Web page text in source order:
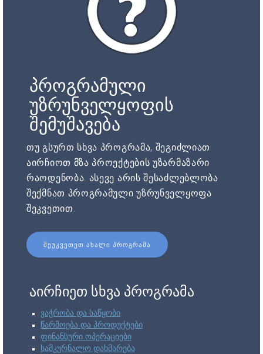
პროგრამული
უზრუნველყოფის
შემუშავება
თუ გსურთ სხვა პროგრამა, შეგიძლიათ
აირჩიოთ მზა პროექტების უზარმაზარი
რაოდენობა. ასევე არის შესაძლებლობა
შექმნათ პროგრამული უზრუნველყოფა
შეკვეთით.
ᲨᲔᲣᲙᲕᲔᲗᲔᲗ ᲐᲮᲐᲚᲘ ᲞᲠᲝᲒᲠᲐᲛᲐ
აირჩიეთ სხვა პროგრამა
ვაჭრობა და საწყობი
წარმოება და პროდუქტები
ფინანსური ოპერაციები
სამკურნალო დახმარება